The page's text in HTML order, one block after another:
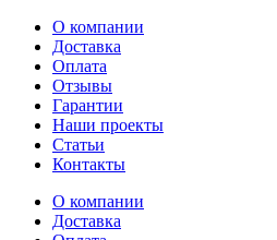
Перейти
содержимому
О компании
Доставка
Оплата
Отзывы
Гарантии
Наши проекты
Статьи
Контакты
О компании
Доставка